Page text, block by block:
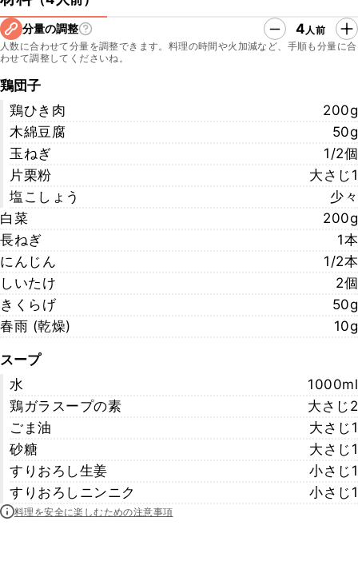
分量の調整 4人前
人数に合わせて分量を調整できます。料理の時間や火加減など、手順も分量に合
わせて調整してくださいね。
鶏団子
鶏ひき肉
200g
木綿豆腐
50g
玉ねぎ
1/2個
片栗粉
大さじ1
塩こしょう
少々
白菜
200g
長ねぎ
1本
にんじん
1/2本
しいたけ
2個
きくらげ
50g
春雨 (乾燥)
10g
スープ
水
1000ml
鶏ガラスープの素
大さじ2
ごま油
大さじ1
砂糖
大さじ1
すりおろし生姜
小さじ1
すりおろしニンニク
小さじ1
料理を安全に楽しむための注意事項